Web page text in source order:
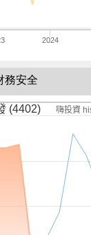
2024
務安全
(4402) 嗨投資